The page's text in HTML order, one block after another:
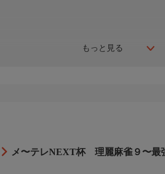
もっと見る
メ〜テレNEXT杯 理麗麻雀９〜最